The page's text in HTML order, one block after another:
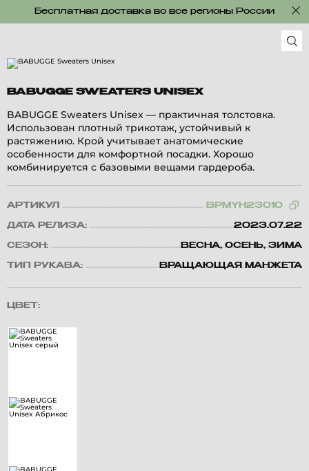
Бесплатная доставка во все регионы России
BABUGGE SWEATERS UNISEX
BABUGGE Sweaters Unisex — практичная толстовка.
Использован плотный трикотаж, устойчивый к
растяжению. Крой учитывает анатомические
особенности для комфортной посадки. Хорошо
комбинируется с базовыми вещами гардероба.
АРТИКУЛ BPMYH23010
ДАТА РЕЛИЗА: 2023.07.22
СЕЗОН: ВЕСНА, ОСЕНЬ, ЗИМА
ТИП РУКАВА: ВРАЩАЮЩАЯ МАНЖЕТА
ЦВЕТ: